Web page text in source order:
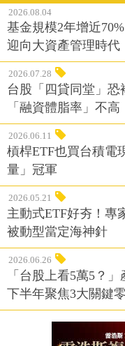
2026.08.04
基金規模2年增近
迎向大資產管理時代
2026.07.28
台股「四貸同堂」
「融資體脂率」不高
2026.06.11
槓桿ETF也買台積電
量」冠軍
2026.05.21
主動式ETF好夯！專
被動型當定海神針
2026.06.26
「台股上看5萬5？
下半年聚焦3大關鍵